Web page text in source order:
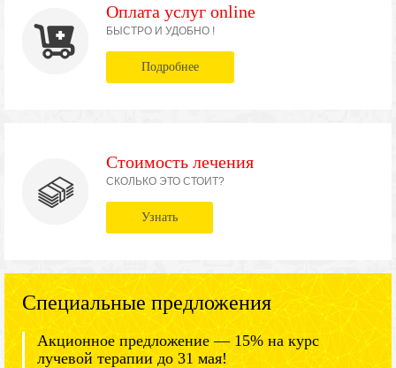
Оплата услуг online
БЫСТРО И УДОБНО !
Подробнее
Стоимость лечения
СКОЛЬКО ЭТО СТОИТ?
Узнать
Специальные предложения
Акционное предложение — 15% на курс
лучевой терапии до 31 мая!